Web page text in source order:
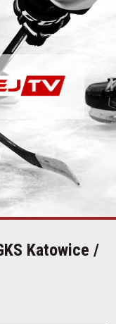
Katowice /